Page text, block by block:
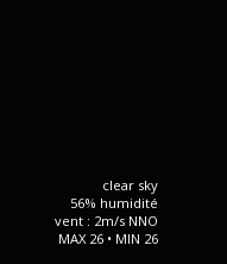
clear sky
56% humidité
vent : 2m/s NNO
MAX 26 • MIN 26